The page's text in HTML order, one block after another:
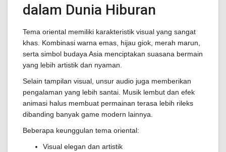
dalam Dunia Hiburan
Tema oriental memiliki karakteristik visual yang sangat
khas. Kombinasi warna emas, hijau giok, merah marun,
serta simbol budaya Asia menciptakan suasana bermain
yang lebih artistik dan nyaman.
Selain tampilan visual, unsur audio juga memberikan
pengalaman yang lebih santai. Musik lembut dan efek
animasi halus membuat permainan terasa lebih rileks
dibanding banyak game modern lainnya.
Beberapa keunggulan tema oriental:
Visual elegan dan artistik